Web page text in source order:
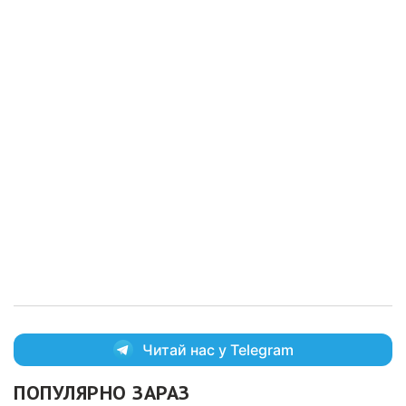
Читай нас у Telegram
ПОПУЛЯРНО ЗАРАЗ